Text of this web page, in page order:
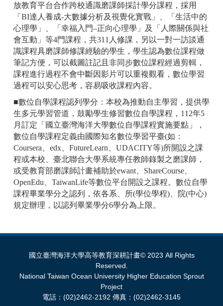
放教育平台合作跨校通識磨課師採計學分課程，採用
「BI達人養成-大數據分析及視覺化實戰」、「生活中的
心理學」、「幸福入門–正向心理學」及「人際關係與社
會互動」等4門課程，共311人修課，另以一對一訪談通
識課程具磨課師修課經驗的學生，學生認為數位課程做
筆記方便，可以截圖註記且非同步數位課程經過剪輯，
課程進行過程不會中斷因影片可以重複觀看，數位學習
過程可以安心思考，容易吸收課程內容。
■數位自學課程認列學分：本校為推動自主學習，提供學
生多元學習管道，鼓勵學生修習數位自學課程，112年5
月訂定「國立臺灣海洋大學數位自學課程實施要點」，
數位自學課程定義由國際知名數位學習平臺(如：
Coursera、edx、FutureLearn、UDACITY等)所開設之課
程或本校、臺北聯合大學系統專任教師錄製之磨課師，
或受教育部磨課師計畫補助於ewant、ShareCourse、
OpenEdu、TaiwanLife等數位平台開設之課程。數位自學
課程畢業學分之認列，依各系、所(學位學程)、院(中心)
規定辦理，以認列畢業學分6學分為上限。
國立臺灣海洋大學高等教育深耕計畫© 2023 All Rights
Reserved.
National Taiwan Ocean University Higher Education Sprout
Project
電話：(02)2462-2192 傳真：(02)2462-3145